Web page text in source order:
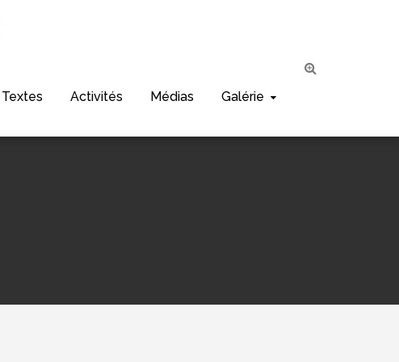
Textes Activités Médias Galérie